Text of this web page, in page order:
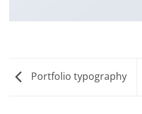
Portfolio typography